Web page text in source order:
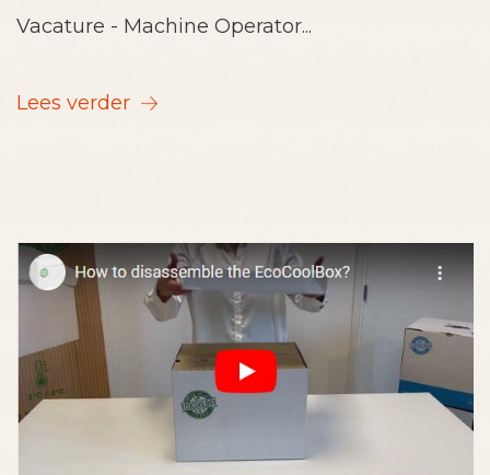
Vacature - Machine Operator...
Lees verder